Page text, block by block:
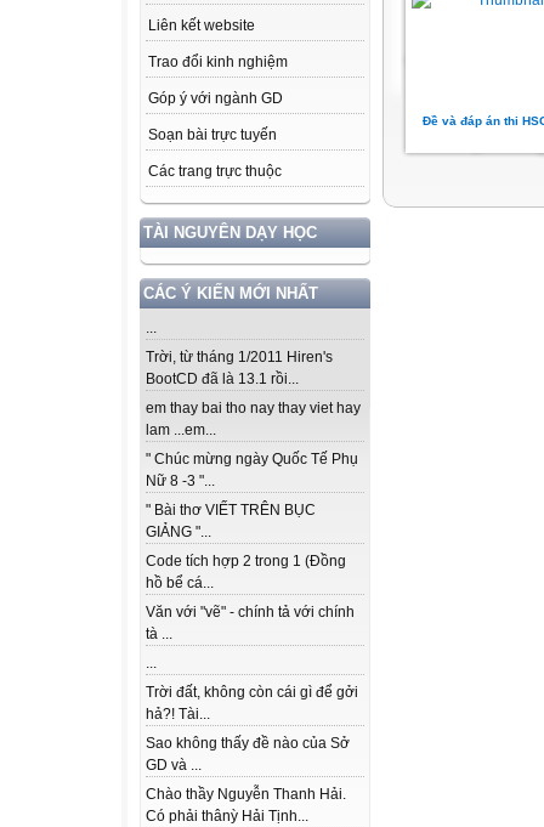
Liên kết website
Trao đổi kinh nghiệm
Góp ý với ngành GD
Soạn bài trực tuyến
Các trang trực thuộc
TÀI NGUYÊN DẠY HỌC
CÁC Ý KIẾN MỚI NHẤT
...
Trời, từ tháng 1/2011 Hiren's
BootCD đã là 13.1 rồi...
em thay bai tho nay thay viet hay
lam ...em...
" Chúc mừng ngày Quốc Tế Phụ
Nữ 8 -3 "...
" Bài thơ VIẾT TRÊN BỤC
GIẢNG "...
Code tích hợp 2 trong 1 (Đồng
hồ bể cá...
Văn với "vẽ" - chính tả với chính
tà ...
...
Trời đất, không còn cái gì để gởi
hả?! Tài...
Sao không thấy đề nào của Sở
GD và ...
Chào thầy Nguyễn Thanh Hải.
Có phải thânỳ Hải Tịnh...
Đề và đáp án thi